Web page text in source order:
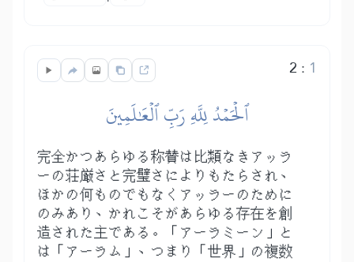
2 : 1
ٱلۡحَمۡدُ لِلَّهِ رَبِّ ٱلۡعَٰلَمِينَ
完全かつあらゆる称賛は比類なきアッラ
ーの荘厳さと完璧さによりもたらされ、
ほかの何ものでもなくアッラーのために
のみあり、かれこそがあらゆる存在を創
造された主である。「アーラミーン」と
は「アーラム」、つまり「世界」の複数